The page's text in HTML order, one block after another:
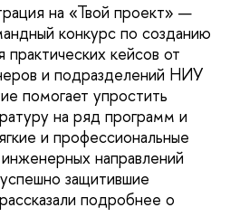
на «Твой проект» —
конкурс по созданию
кейсов от
и подразделений НИУ
помогает упростить
на ряд программ и
и профессиональные
направлений
защитившие
подробнее о